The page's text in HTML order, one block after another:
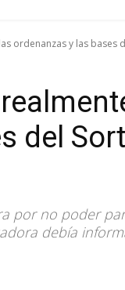
ordenanzas y las bases
del
por no poder
debía